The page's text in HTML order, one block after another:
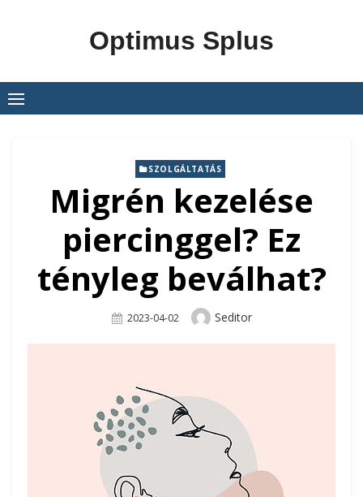
Optimus Splus
SZOLGÁLTATÁS
Migrén kezelése
piercinggel? Ez
tényleg beválhat?
Posted
2023-04-02 Author
Seditor